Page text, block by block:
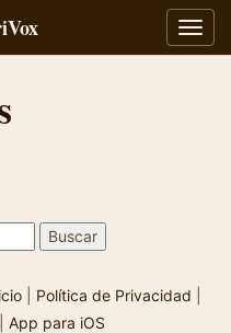
Política de Privacidad
App para iOS